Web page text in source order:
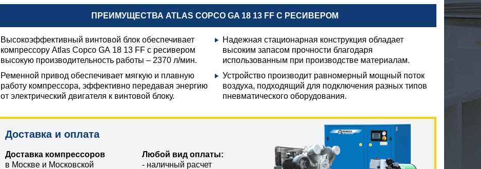
ПРЕИМУЩЕСТВА ATLAS COPCO GA 18 13 FF С РЕСИВЕРОМ
Высокоэффективный винтовой блок обеспечивает
компрессору Atlas Copco GA 18 13 FF с ресивером
высокую производительность работы – 2370 л/мин.
Ременной привод обеспечивает мягкую и плавную
работу компрессора, эффективно передавая энергию
от электрический двигателя к винтовой блоку.
Надежная стационарная конструкция обладает
высоким запасом прочности благодаря
использованным при производстве материалам.
Устройство производит равномерный мощный поток
воздуха, подходящий для подключения разных типов
пневматического оборудования.
Доставка и оплата
Доставка компрессоров
в Москве и Московской
Любой вид оплаты:
- наличный расчет